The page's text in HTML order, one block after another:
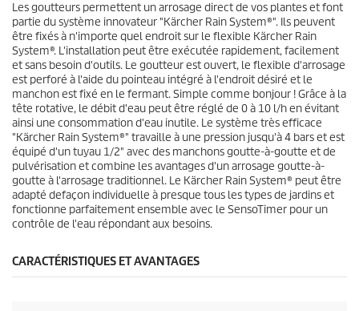
Les goutteurs permettent un arrosage direct de vos plantes et font
partie du système innovateur "Kärcher Rain System®". Ils peuvent
être fixés à n'importe quel endroit sur le flexible Kärcher Rain
System®. L'installation peut être exécutée rapidement, facilement
et sans besoin d'outils. Le goutteur est ouvert, le flexible d'arrosage
est perforé à l'aide du pointeau intégré à l'endroit désiré et le
manchon est fixé en le fermant. Simple comme bonjour ! Grâce à la
tête rotative, le débit d'eau peut être réglé de 0 à 10 l/h en évitant
ainsi une consommation d'eau inutile. Le système très efficace
"Kärcher Rain System®" travaille à une pression jusqu'à 4 bars et est
équipé d'un tuyau 1/2" avec des manchons goutte-à-goutte et de
pulvérisation et combine les avantages d'un arrosage goutte-à-
goutte à l'arrosage traditionnel. Le Kärcher Rain System® peut être
adapté defaçon individuelle à presque tous les types de jardins et
fonctionne parfaitement ensemble avec le SensoTimer pour un
contrôle de l'eau répondant aux besoins.
CARACTÉRISTIQUES ET AVANTAGES